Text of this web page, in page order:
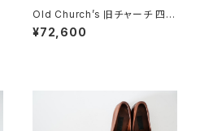
Old Church’s 旧チャーチ 四都
市 Grafton グラフトン 70F
¥72,600